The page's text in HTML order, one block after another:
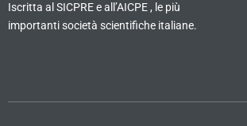
Iscritta al SICPRE e all’AICPE , le più
importanti società scientifiche italiane.